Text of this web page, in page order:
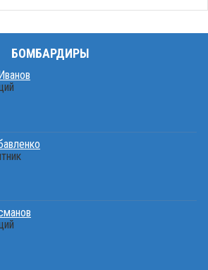
БОМБАРДИРЫ